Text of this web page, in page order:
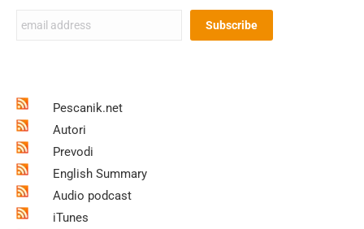
Pescanik.net
Autori
Prevodi
English Summary
Audio podcast
iTunes